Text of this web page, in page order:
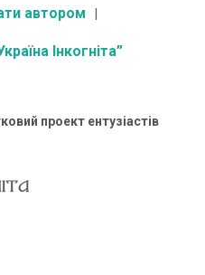
автором
Інкогніта”
проект ентузіастів